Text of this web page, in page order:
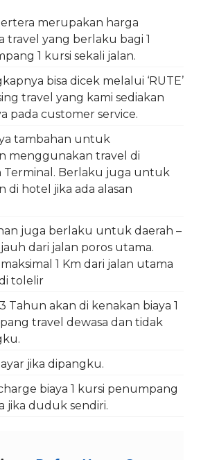
merupakan harga
travel yang berlaku bagi 1
1 kursi sekali jalan.
bisa dicek melalui ‘RUTE’
travel yang kami sediakan
pada customer service.
tambahan untuk
menggunakan travel di
Terminal. Berlaku juga untuk
di hotel jika ada alasan
juga berlaku untuk daerah –
dari jalan poros utama.
1 Km dari jalan utama
tolelir
Tahun akan di kenakan biaya 1
travel dewasa dan tidak
jika dipangku.
biaya 1 kursi penumpang
jika duduk sendiri.